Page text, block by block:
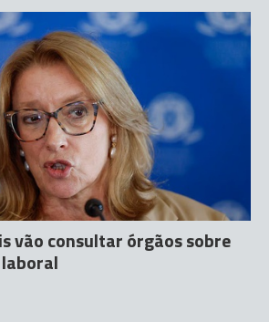
vão consultar órgãos sobre